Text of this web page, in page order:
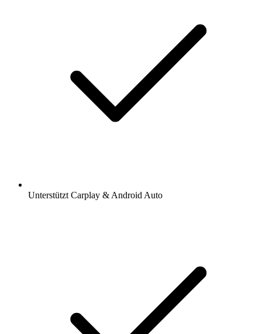
Unterstützt Carplay & Android Auto